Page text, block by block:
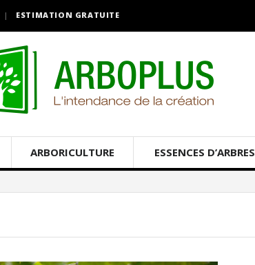
ESTIMATION GRATUITE
ARBORICULTURE ESSENCES D’ARBRES